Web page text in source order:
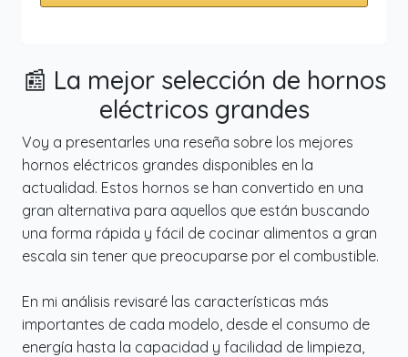
📰 La mejor selección de hornos
eléctricos grandes
Voy a presentarles una reseña sobre los mejores
hornos eléctricos grandes disponibles en la
actualidad. Estos hornos se han convertido en una
gran alternativa para aquellos que están buscando
una forma rápida y fácil de cocinar alimentos a gran
escala sin tener que preocuparse por el combustible.
En mi análisis revisaré las características más
importantes de cada modelo, desde el consumo de
energía hasta la capacidad y facilidad de limpieza,